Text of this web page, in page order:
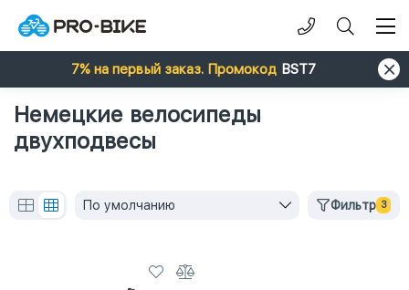
7% на первый заказ. Промокод BST7
Немецкие велосипеды
двухподвесы
По умолчанию Фильтр 3